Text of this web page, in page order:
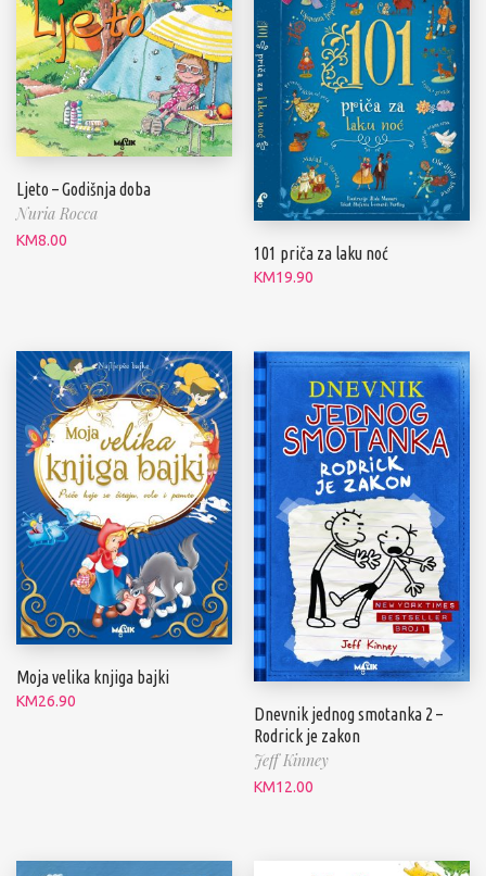
Ljeto – Godišnja doba
Nuria Rocca
KM8.00
101 priča za laku noć
KM19.90
Moja velika knjiga bajki
KM26.90
Dnevnik jednog smotanka 2 –
Rodrick je zakon
Jeff Kinney
KM12.00